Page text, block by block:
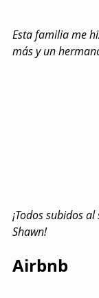
Esta familia me
más y un
¡Todos subidos
Shawn!
Airbnb